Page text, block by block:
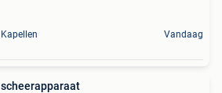
Kapellen Vandaag
scheerapparaat